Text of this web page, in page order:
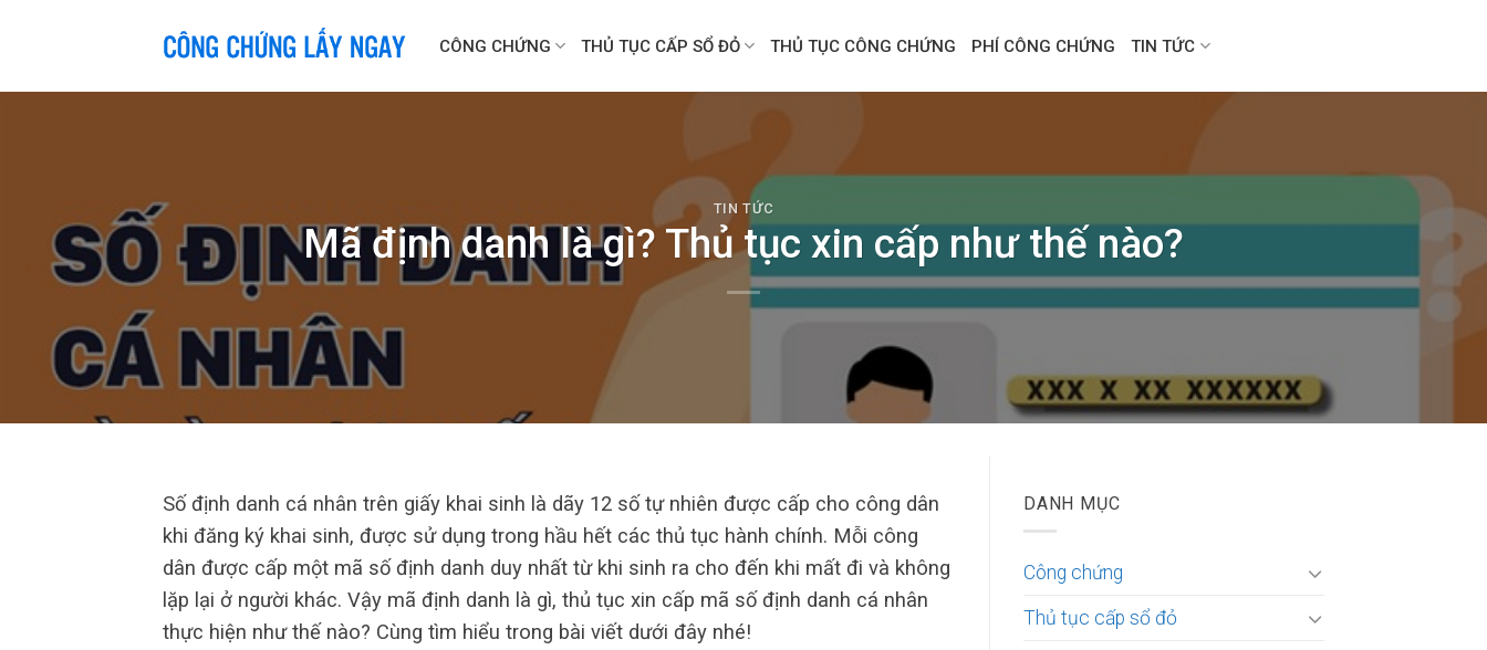
CÔNG CHỨNG THỦ TỤC CẤP SỔ ĐỎ THỦ TỤC CÔNG CHỨNG PHÍ CÔNG CHỨNG TIN TỨC
TIN TỨC
Mã định danh là gì? Thủ tục xin cấp như thế nào?
Số định danh cá nhân trên giấy khai sinh là dãy 12 số tự nhiên được cấp cho công dân
khi đăng ký khai sinh, được sử dụng trong hầu hết các thủ tục hành chính. Mỗi công
dân được cấp một mã số định danh duy nhất từ khi sinh ra cho đến khi mất đi và không
lặp lại ở người khác. Vậy mã định danh là gì, thủ tục xin cấp mã số định danh cá nhân
thực hiện như thế nào? Cùng tìm hiểu trong bài viết dưới đây nhé!
DANH MỤC
Công chứng
Thủ tục cấp sổ đỏ